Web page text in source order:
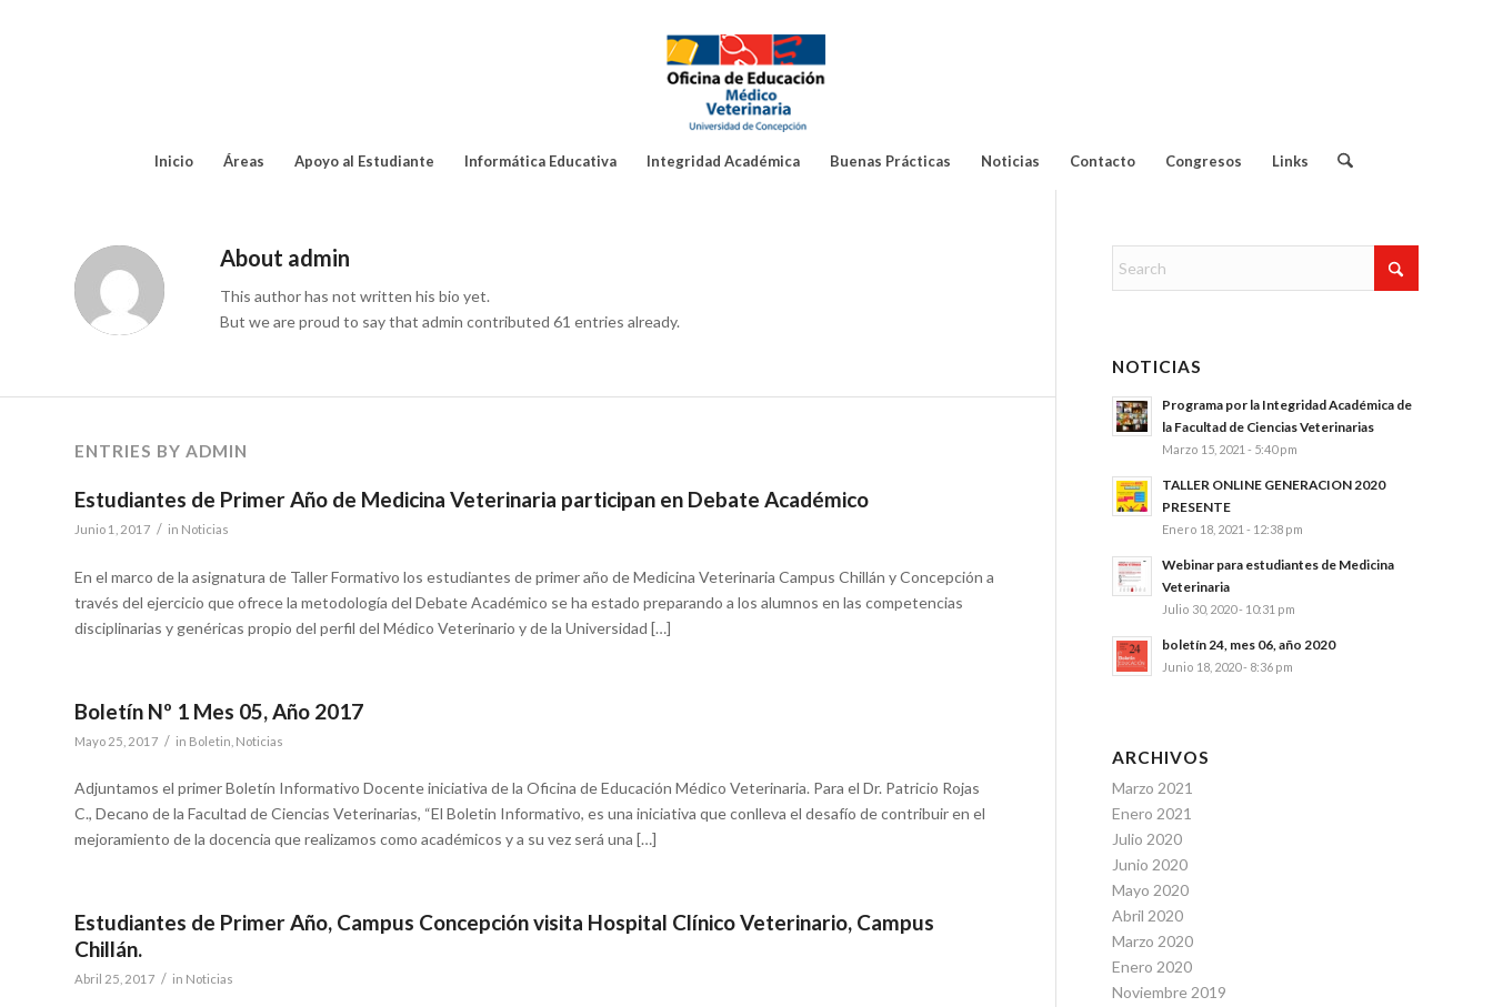
Inicio Áreas Apoyo al Estudiante Informática Educativa Integridad Académica Buenas Prácticas Noticias Contacto Congresos Links
About admin
This author has not written his bio yet.
But we are proud to say that admin contributed 61 entries already.
ENTRIES BY ADMIN
Estudiantes de Primer Año de Medicina Veterinaria participan en Debate Académico
Junio 1, 2017 / in Noticias
En el marco de la asignatura de Taller Formativo los estudiantes de primer año de Medicina Veterinaria Campus Chillán y Concepción a
través del ejercicio que ofrece la metodología del Debate Académico se ha estado preparando a los alumnos en las competencias
disciplinarias y genéricas propio del perfil del Médico Veterinario y de la Universidad […]
Boletín Nº 1 Mes 05, Año 2017
Mayo 25, 2017 / in Boletin Noticias
Adjuntamos el primer Boletín Informativo Docente iniciativa de la Oficina de Educación Médico Veterinaria. Para el Dr. Patricio Rojas
C., Decano de la Facultad de Ciencias Veterinarias, “El Boletin Informativo, es una iniciativa que conlleva el desafío de contribuir en el
mejoramiento de la docencia que realizamos como académicos y a su vez será una […]
Estudiantes de Primer Año, Campus Concepción visita Hospital Clínico Veterinario, Campus
Chillán.
Abril 25, 2017 / in Noticias
NOTICIAS
Programa por la Integridad Académica de
la Facultad de Ciencias Veterinarias
Marzo 15, 2021 - 5:40 pm
TALLER ONLINE GENERACION 2020
PRESENTE
Enero 18, 2021 - 12:38 pm
Webinar para estudiantes de Medicina
Veterinaria
Julio 30, 2020 - 10:31 pm
boletín 24, mes 06, año 2020
Junio 18, 2020 - 8:36 pm
ARCHIVOS
Marzo 2021
Enero 2021
Julio 2020
Junio 2020
Mayo 2020
Abril 2020
Marzo 2020
Enero 2020
Noviembre 2019